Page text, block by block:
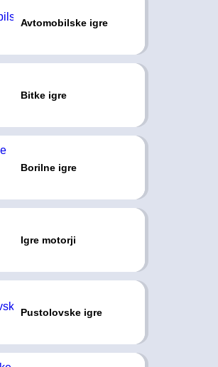
Avtomobilske igre
Bitke igre
Borilne igre
Igre motorji
Pustolovske igre